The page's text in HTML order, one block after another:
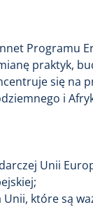
Programu
praktyk,
się na
i
Unii
Unii, które są